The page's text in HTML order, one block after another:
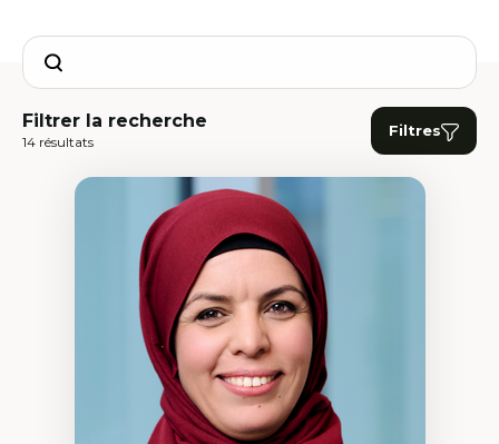
Search
Filtrer la recherche
14 résultats
Filtres